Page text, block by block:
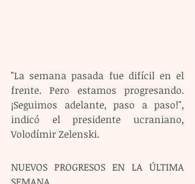
"La semana pasada fue difícil en el
frente. Pero estamos progresando.
¡Seguimos adelante, paso a paso!",
indicó el presidente ucraniano,
Volodímir Zelenski.
NUEVOS PROGRESOS EN LA ÚLTIMA